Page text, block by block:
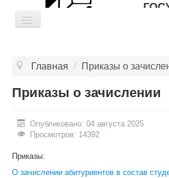
Toggle
ЦЕЛЕВОЕ ОБУЧЕНИЕ
ДОПОЛНИТЕЛЬНОЕ ОБРАЗОВАНИЕ
БИБЛИОТЕКА
ИНОСТРАННЫМ ГРАЖДАНАМ
Главная / Приказы о
Приказы о зачислении
Опубликовано: 04 августа 2025
Просмотров: 14392
Приказы:
О зачислении абитуриентов в состав